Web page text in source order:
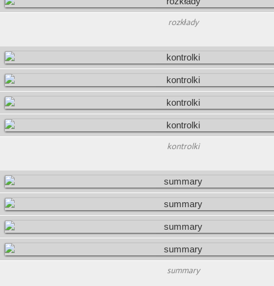
rozkłady
kontrolki
summary